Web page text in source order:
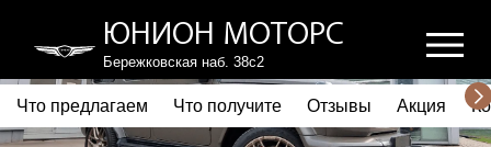
ЮНИОН МОТОРС
Бережковская наб. 38с2
Что предлагаем Что получите Отзывы Акция